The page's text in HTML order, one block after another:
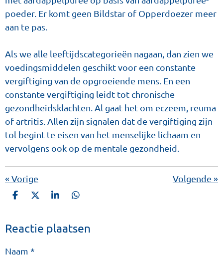
poeder. Er komt geen Bildstar of Opperdoezer meer
aan te pas.
Als we alle leeftijdscategorieën nagaan, dan zien we
voedingsmiddelen geschikt voor een constante
vergiftiging van de opgroeiende mens. En een
constante vergiftiging leidt tot chronische
gezondheidsklachten. Al gaat het om eczeem, reuma
of artritis. Allen zijn signalen dat de vergiftiging zijn
tol begint te eisen van het menselijke lichaam en
vervolgens ook op de mentale gezondheid.
« Vorige Volgende »
D
e
n
D
l
S
r
e
D
e
n
Reactie plaatsen
Naam *